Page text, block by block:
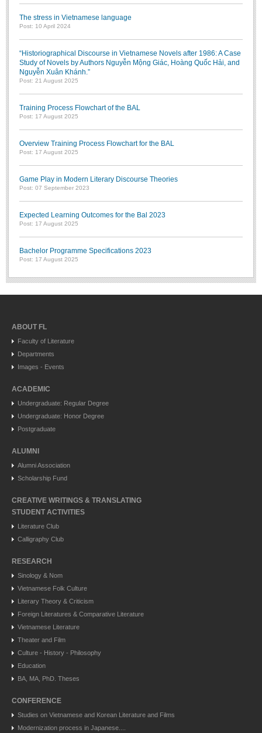
The stress in Vietnamese language
Post: 10 April 2024
“Historiographical Discourse in Vietnamese Novels after 1986: A Case
Study of Novels by Authors Nguyễn Mộng Giác, Hoàng Quốc Hải, and
Nguyễn Xuân Khánh.”
Post: 21 August 2025
Training Process Flowchart of the BAL
Post: 17 August 2025
Overview Training Process Flowchart for the BAL
Post: 17 August 2025
Game Play in Modern Literary Discourse Theories
Post: 07 September 2023
Expected Learning Outcomes for the Bal 2023
Post: 17 August 2025
Bachelor Programme Specifications 2023
Post: 17 August 2025
ABOUT FL
Faculty of Literature
Departments
Images - Events
ACADEMIC
Undergraduate: Regular Degree
Undergraduate: Honor Degree
Postgraduate
ALUMNI
Alumni Association
Scholarship Fund
CREATIVE WRITINGS & TRANSLATING
STUDENT ACTIVITIES
Literature Club
Calligraphy Club
RESEARCH
Sinology & Nom
Vietnamese Folk Culture
Literary Theory & Criticism
Foreign Literatures & Comparative Literature
Vietnamese Literature
Theater and Film
Culture - History - Philosophy
Education
BA, MA, PhD. Theses
CONFERENCE
Studies on Vietnamese and Korean Literature and Films
Modernization process in Japanese....